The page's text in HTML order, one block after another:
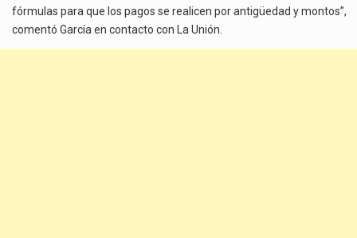
fórmulas para que los pagos se realicen por antigüedad y montos”,
comentó García en contacto con La Unión.